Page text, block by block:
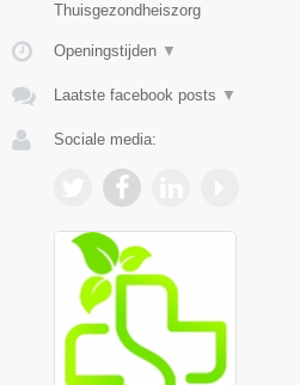
Thuisgezondheiszorg
Openingstijden ▼
Laatste facebook posts ▼
Sociale media: